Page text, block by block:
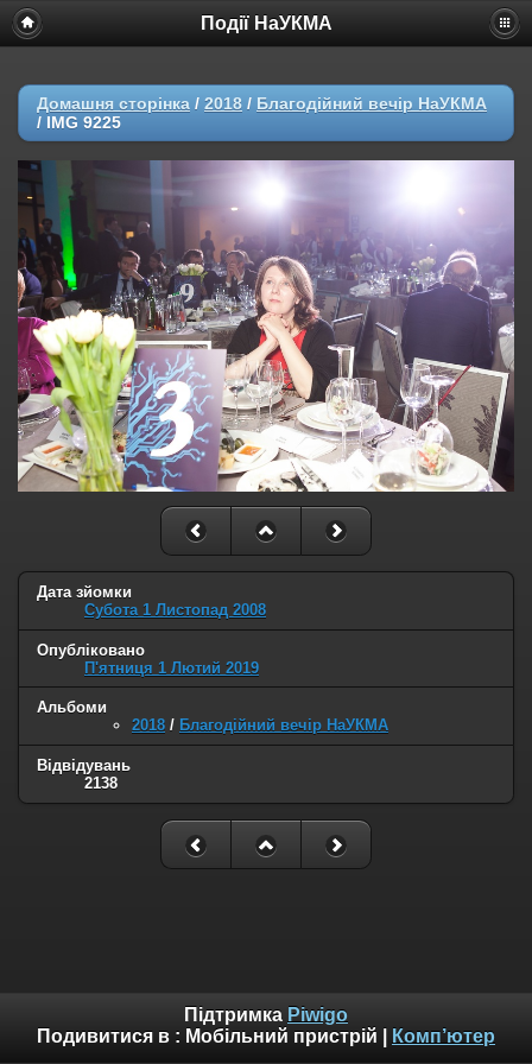
Події НаУКМА
Домашня сторінка / 2018 / Благодійний вечір НаУКМА
/ IMG 9225
Дата зйомки
Субота 1 Листопад 2008
Опубліковано
П'ятниця 1 Лютий 2019
Альбоми
2018 / Благодійний вечір НаУКМА
Відвідувань
2138
Підтримка Piwigo
Подивитися в : Мобільний пристрій Комп’ютер